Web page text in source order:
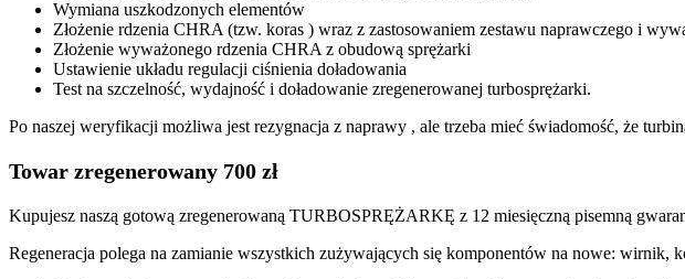
Wymiana uszkodzonych elementów
Złożenie rdzenia CHRA (tzw. koras ) wraz z zastosowaniem zestawu naprawczego i
Złożenie wyważonego rdzenia CHRA z obudową sprężarki
Ustawienie układu regulacji ciśnienia doładowania
Test na szczelność, wydajność i doładowanie zregenerowanej turbosprężarki.
Po naszej weryfikacji możliwa jest rezygnacja z naprawy , ale trzeba mieć świadomość, że
Towar zregenerowany 700 zł
Kupujesz naszą gotową zregenerowaną TURBOSPRĘŻARKĘ z 12 miesięczną pisemną
Regeneracja polega na zamianie wszystkich zużywających się komponentów na nowe: wirnik,